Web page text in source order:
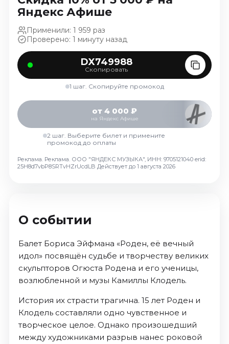
Ноябрь 2026
Декабрь 2026
Спорт
Август 2026
Сентябрь 2026
События
Август 2026
Сентябрь 2026
Октябрь 2026
Ноябрь 2026
Площадки
Яндекс Афише
Применили: 1 959 раз
Проверено: 1 минуту назад
DX749988
Скопировать
1 шаг. Скопируйте промокод
от 4 000 ₽
на Яндекс Афише
2 шаг. Выберите билет и примените
промокод до оплаты
Реклама. Реклама. ООО "ЯНДЕКС МУЗЫКА", ИНН: 9705121040 erid:
25H8d7vbP8SRTvHZrUcdLB Действует до 1 августа 2026
О событии
Балет Бориса Эйфмана «Роден, её вечный
идол» посвящён судьбе и творчеству великих
скульпторов Огюста Родена и его ученицы,
возлюбленной и музы Камиллы Клодель.
История их страсти трагична. 15 лет Роден и
Клодель составляли одно чувственное и
творческое целое. Однако произошедший
между художниками разрыв нанес роковой